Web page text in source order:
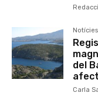
Notícies
del
Carla